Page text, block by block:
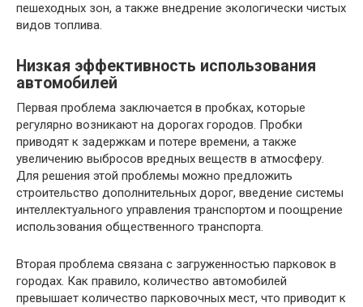
пешеходных зон, а также внедрение экологически чистых
видов топлива.
Низкая эффективность использования
автомобилей
Первая проблема заключается в пробках, которые
регулярно возникают на дорогах городов. Пробки
приводят к задержкам и потере времени, а также
увеличению выбросов вредных веществ в атмосферу.
Для решения этой проблемы можно предложить
строительство дополнительных дорог, введение системы
интеллектуального управления транспортом и поощрение
использования общественного транспорта.
Вторая проблема связана с загруженностью парковок в
городах. Как правило, количество автомобилей
превышает количество парковочных мест, что приводит к